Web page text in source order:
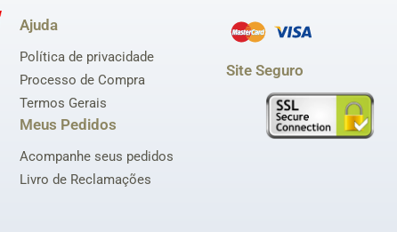
Ajuda
Política de privacidade
Processo de Compra
Termos Gerais
Meus Pedidos
Acompanhe seus pedidos
Livro de Reclamações
Site Seguro